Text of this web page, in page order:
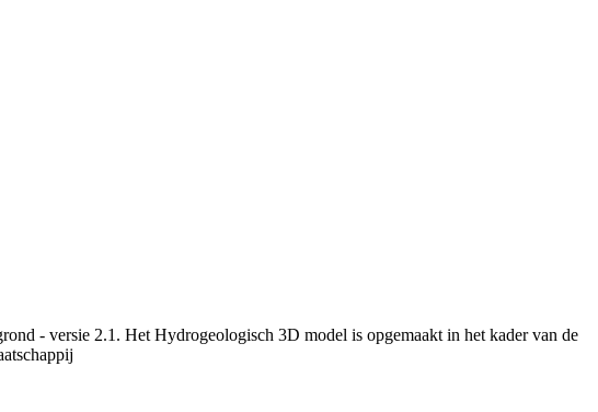
- versie 2.1. Het Hydrogeologisch 3D model is opgemaakt in het kader van de